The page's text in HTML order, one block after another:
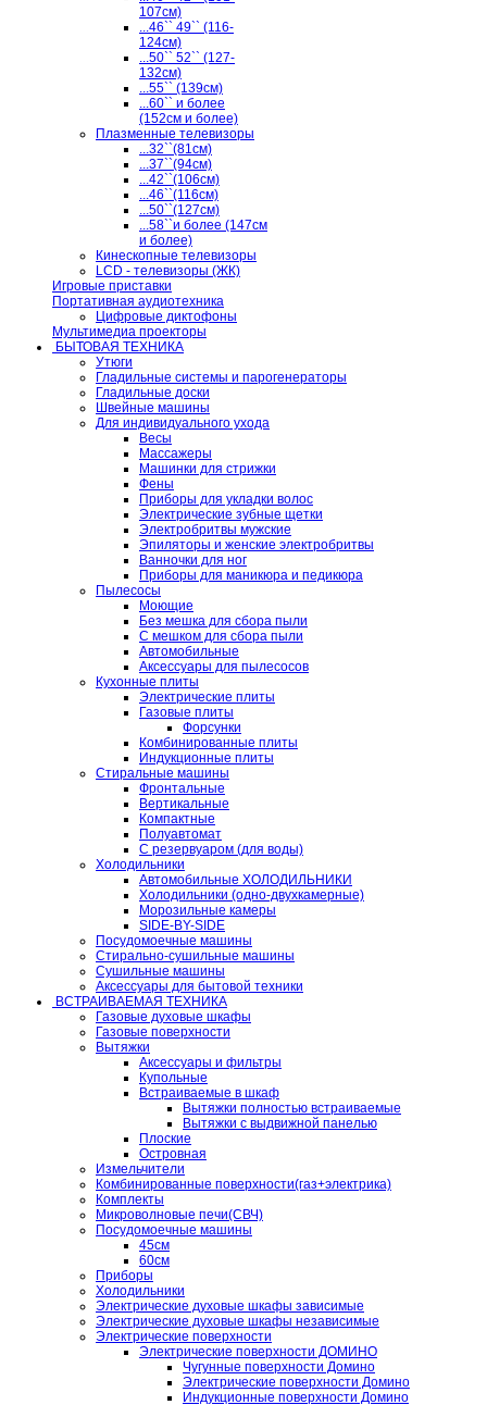
107см)
...46`` 49`` (116-
124см)
...50`` 52`` (127-
132см)
...55`` (139см)
...60`` и более
(152см и более)
Плазменные телевизоры
...32``(81см)
...37``(94см)
...42``(106см)
...46``(116см)
...50``(127см)
...58``и более (147см
и более)
Кинескопные телевизоры
LCD - телевизоры (ЖК)
Игровые приставки
Портативная аудиотехника
Цифровые диктофоны
Мультимедиа проекторы
БЫТОВАЯ ТЕХНИКА
Утюги
Гладильные системы и парогенераторы
Гладильные доски
Швейные машины
Для индивидуального ухода
Весы
Массажеры
Машинки для стрижки
Фены
Приборы для укладки волос
Электрические зубные щетки
Электробритвы мужские
Эпиляторы и женские электробритвы
Ванночки для ног
Приборы для маникюра и педикюра
Пылесосы
Моющие
Без мешка для сбора пыли
С мешком для сбора пыли
Автомобильные
Аксессуары для пылесосов
Кухонные плиты
Электрические плиты
Газовые плиты
Форсунки
Комбинированные плиты
Индукционные плиты
Стиральные машины
Фронтальные
Вертикальные
Компактные
Полуавтомат
С резервуаром (для воды)
Холодильники
Автомобильные ХОЛОДИЛЬНИКИ
Холодильники (одно-двухкамерные)
Морозильные камеры
SIDE-BY-SIDE
Посудомоечные машины
Стирально-сушильные машины
Сушильные машины
Аксессуары для бытовой техники
ВСТРАИВАЕМАЯ ТЕХНИКА
Газовые духовые шкафы
Газовые поверхности
Вытяжки
Аксессуары и фильтры
Купольные
Встраиваемые в шкаф
Вытяжки полностью встраиваемые
Вытяжки с выдвижной панелью
Плоские
Островная
Измельчители
Комбинированные поверхности(газ+электрика)
Комплекты
Микроволновые печи(СВЧ)
Посудомоечные машины
45см
60см
Приборы
Холодильники
Электрические духовые шкафы зависимые
Электрические духовые шкафы независимые
Электрические поверхности
Электрические поверхности ДОМИНО
Чугунные поверхности Домино
Электрические поверхности Домино
Индукционные поверхности Домино